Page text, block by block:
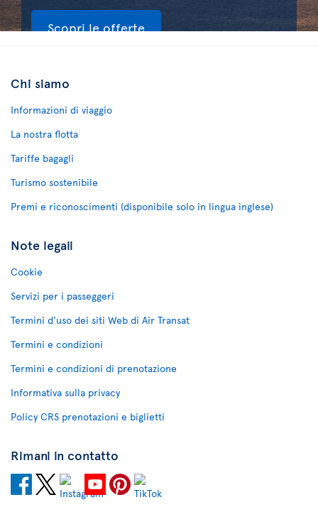
Scopri le offerte
Chi siamo
Informazioni di viaggio
La nostra flotta
Tariffe bagagli
Turismo sostenibile
Premi e riconoscimenti (disponibile solo in lingua inglese)
Note legali
Cookie
Servizi per i passeggeri
Termini d'uso dei siti Web di Air Transat
Termini e condizioni
Termini e condizioni di prenotazione
Informativa sulla privacy
Policy CRS prenotazioni e biglietti
Rimani in contatto